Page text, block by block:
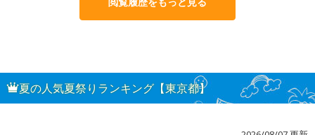
夏の人気夏祭りランキング【東京都】